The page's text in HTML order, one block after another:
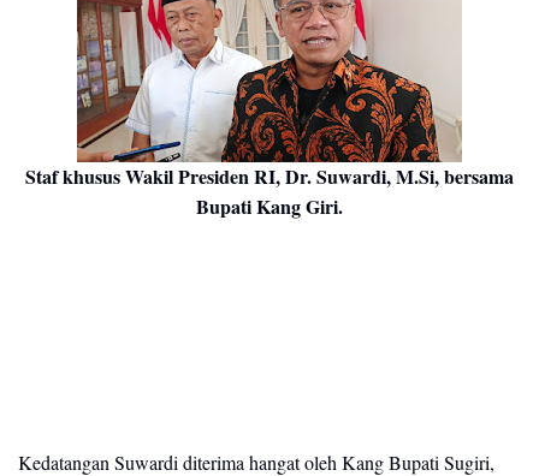
Staf khusus Wakil Presiden RI, Dr. Suwardi, M.Si, bersama
Bupati Kang Giri.
Kedatangan Suwardi diterima hangat oleh Kang Bupati Sugiri,